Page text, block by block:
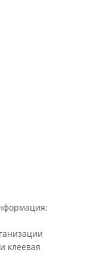
клеевая